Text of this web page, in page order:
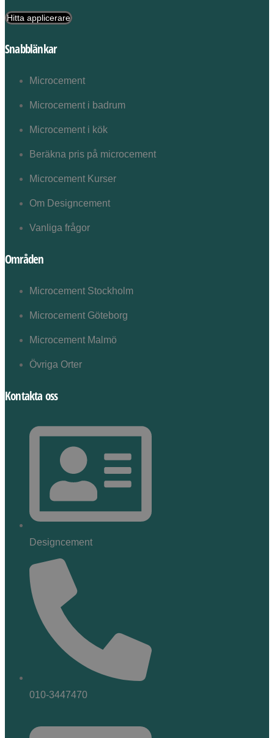
Hitta applicerare
Snabblänkar
Microcement
Microcement i badrum
Microcement i kök
Beräkna pris på microcement
Microcement Kurser
Om Designcement
Vanliga frågor
Områden
Microcement Stockholm
Microcement Göteborg
Microcement Malmö
Övriga Orter
Kontakta oss
Designcement
010-3447470